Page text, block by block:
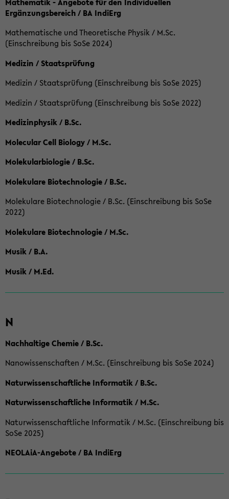
Ergänzungsbereich / BA IndiErg
Mathematische und Theoretische Physik / M.Sc.
(Einschreibung bis SoSe 2024)
Medizin / Staatsprüfung
Medizin / Staatsprüfung (Einschreibung bis SoSe 2025)
Medizin / Staatsprüfung (Einschreibung bis SoSe 2022)
Medizinphysik / B.Sc.
Molecular Cell Biology / M.Sc.
Molekularbiologie / B.Sc.
Molekulare Biotechnologie / B.Sc.
Molekulare Biotechnologie / B.Sc. (Einschreibung bis SoSe
2022)
Molekulare Biotechnologie / M.Sc.
Musik / B.A.
Musik / M.Ed.
N
Nachhaltige Chemie / B.Sc.
Nanowissenschaften / M.Sc. (Einschreibung bis SoSe 2024)
Naturwissenschaftliche Informatik / B.Sc.
Naturwissenschaftliche Informatik / M.Sc.
Naturwissenschaftliche Informatik / M.Sc. (Einschreibung bis
SoSe 2025)
NEOLAiA-Angebote / BA IndiErg